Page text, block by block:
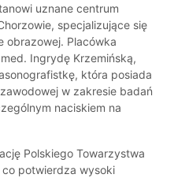
uznane centrum
specjalizujące się
obrazowej. Placówka
Ingrydę Krzemińską,
która posiada
w zakresie badań
naciskiem na
Polskiego Towarzystwa
potwierdza wysoki